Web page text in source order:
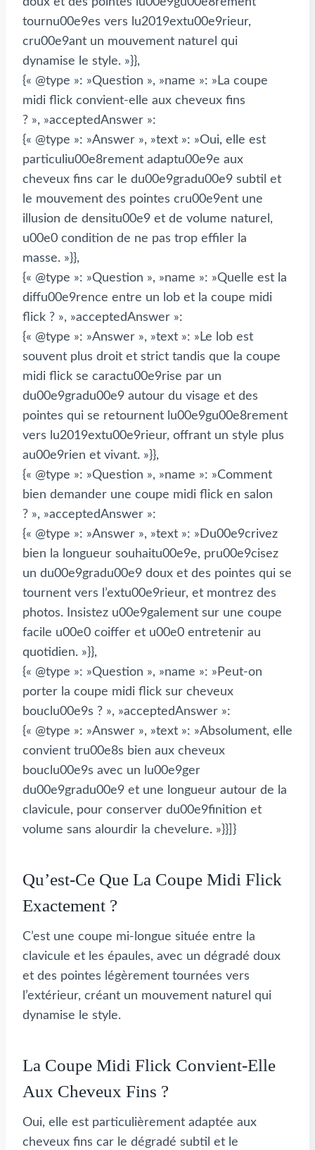
tournu00e9es vers lu2019extu00e9rieur,
cru00e9ant un mouvement naturel qui
dynamise le style. »}},
{« @type »: »Question », »name »: »La coupe
midi flick convient-elle aux cheveux fins
? », »acceptedAnswer »:
{« @type »: »Answer », »text »: »Oui, elle est
particuliu00e8rement adaptu00e9e aux
cheveux fins car le du00e9gradu00e9 subtil et
le mouvement des pointes cru00e9ent une
illusion de densitu00e9 et de volume naturel,
u00e0 condition de ne pas trop effiler la
masse. »}},
{« @type »: »Question », »name »: »Quelle est la
diffu00e9rence entre un lob et la coupe midi
flick ? », »acceptedAnswer »:
{« @type »: »Answer », »text »: »Le lob est
souvent plus droit et strict tandis que la coupe
midi flick se caractu00e9rise par un
du00e9gradu00e9 autour du visage et des
pointes qui se retournent lu00e9gu00e8rement
vers lu2019extu00e9rieur, offrant un style plus
au00e9rien et vivant. »}},
{« @type »: »Question », »name »: »Comment
bien demander une coupe midi flick en salon
? », »acceptedAnswer »:
{« @type »: »Answer », »text »: »Du00e9crivez
bien la longueur souhaitu00e9e, pru00e9cisez
un du00e9gradu00e9 doux et des pointes qui se
tournent vers l’extu00e9rieur, et montrez des
photos. Insistez u00e9galement sur une coupe
facile u00e0 coiffer et u00e0 entretenir au
quotidien. »}},
{« @type »: »Question », »name »: »Peut-on
porter la coupe midi flick sur cheveux
bouclu00e9s ? », »acceptedAnswer »:
{« @type »: »Answer », »text »: »Absolument, elle
convient tru00e8s bien aux cheveux
bouclu00e9s avec un lu00e9ger
du00e9gradu00e9 et une longueur autour de la
clavicule, pour conserver du00e9finition et
volume sans alourdir la chevelure. »}}]}
Qu’est-Ce Que La Coupe Midi Flick
Exactement ?
C’est une coupe mi-longue située entre la
clavicule et les épaules, avec un dégradé doux
et des pointes légèrement tournées vers
l’extérieur, créant un mouvement naturel qui
dynamise le style.
La Coupe Midi Flick Convient-Elle
Aux Cheveux Fins ?
Oui, elle est particulièrement adaptée aux
cheveux fins car le dégradé subtil et le